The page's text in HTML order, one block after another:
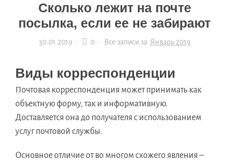
Сколько лежит на почте
посылка, если ее не забирают
30.01.2019 · 0 · Все записи за Январь 2019
Виды корреспонденции
Почтовая корреспонденция может принимать как
объектную форму, так и информативную.
Доставляется она до получателя с использованием
услуг почтовой службы.
Основное отличие от во многом схожего явления –